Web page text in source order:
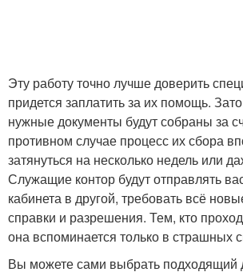
Эту работу точно лучше доверить
придется заплатить за их помощь.
нужные документы будут собраны за
противном случае процесс их сбора
затянуться на несколько недель или
Служащие контор будут отправлять
кабинета в другой, требовать всё
справки и разрешения. Тем, кто
она вспоминается только в страшных
Вы можете сами выбрать подходящий